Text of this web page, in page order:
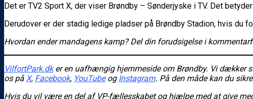
Det er TV2 Sport X, der viser Brøndby – Sønderjyske i TV. Det
Derudover er der stadig ledige pladser på Brøndby Stadion, hvis du
Hvordan ender mandagens kamp? Del din forudsigelse i
VilfortPark.dker en uafhængig hjemmeside om Brøndby. Vi dækker
os på X, Facebook, YouTubeog Instagram. På den måde kan du
Hvis du vil være en del af VP-fællesskabet og hjælpe med at give